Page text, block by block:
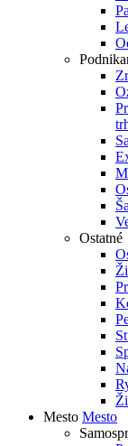
Ostatné
Mesto Mesto